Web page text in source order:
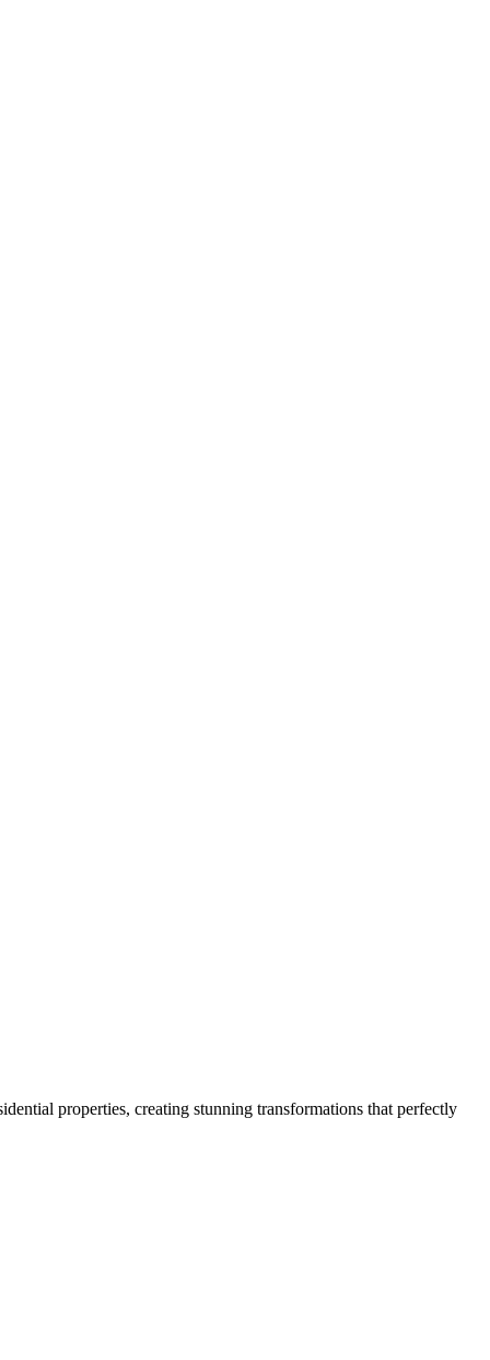
properties, creating stunning transformations that perfectly